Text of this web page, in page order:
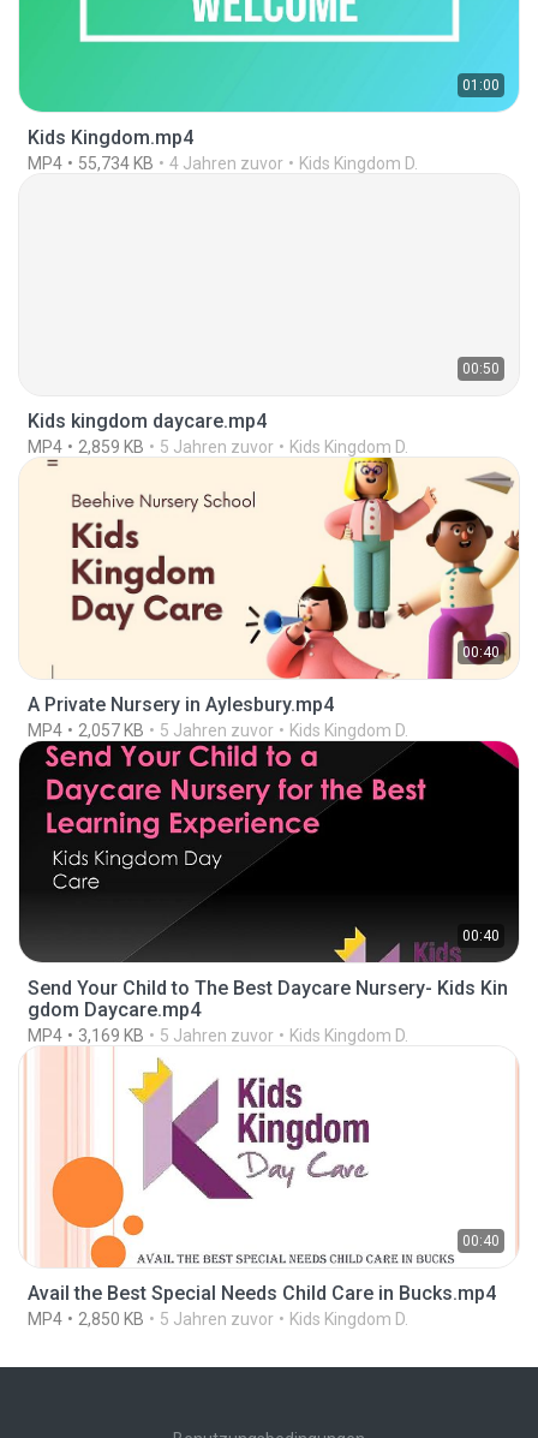
01:00
Kids Kingdom.mp4
MP4 55,734 KB 4 Jahren zuvor Kids Kingdom D.
00:50
Kids kingdom daycare.mp4
MP4 2,859 KB 5 Jahren zuvor Kids Kingdom D.
00:40
A Private Nursery in Aylesbury.mp4
MP4 2,057 KB 5 Jahren zuvor Kids Kingdom D.
00:40
Send Your Child to The Best Daycare Nursery- Kids Kin
gdom Daycare.mp4
MP4 3,169 KB 5 Jahren zuvor Kids Kingdom D.
00:40
Avail the Best Special Needs Child Care in Bucks.mp4
MP4 2,850 KB 5 Jahren zuvor Kids Kingdom D.